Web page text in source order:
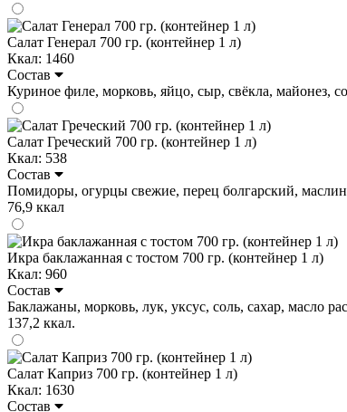
Салат Генерал 700 гр. (контейнер 1 л)
Ккал: 1460
Состав
Куриное филе, морковь, яйцо, сыр, свёкла, майонез,
Салат Греческий 700 гр. (контейнер 1 л)
Ккал: 538
Состав
Помидоры, огурцы свежие, перец болгарский,
76,9 ккал
Икра баклажанная с тостом 700 гр. (контейнер 1 л)
Ккал: 960
Состав
Баклажаны, морковь, лук, уксус, соль, сахар, масло
137,2 ккал.
Салат Каприз 700 гр. (контейнер 1 л)
Ккал: 1630
Состав